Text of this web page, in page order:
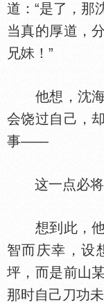
道：“是了，那
当真的厚道，
兄
！”
他想，沈海
会饶过自己，
事——
这一点必将
想到此，他
智而庆幸，设
坪，而是前山某
那时自己刀功